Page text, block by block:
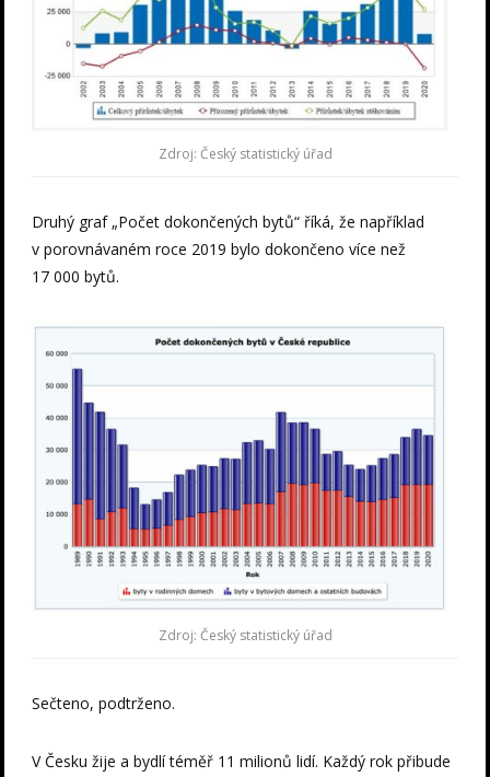
Zdroj: Český statistický úřad
Druhý graf „Počet dokončených bytů“ říká, že například
v porovnávaném roce 2019 bylo dokončeno více než
17 000 bytů.
Zdroj: Český statistický úřad
Sečteno, podtrženo.
V Česku žije a bydlí téměř 11 milionů lidí. Každý rok přibude